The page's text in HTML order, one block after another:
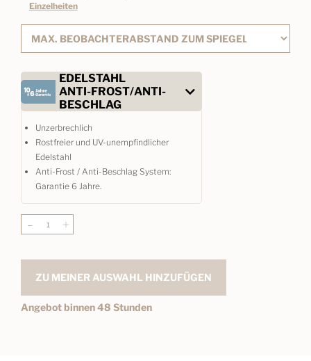
Einzelheiten
EDELSTAHL
ANTI-FROST/ANTI-
BESCHLAG
Unzerbrechlich
Rostfreier und UV-unempfindlicher
Edelstahl
Anti-Frost / Anti-Beschlag System:
Garantie 6 Jahre.
- +
ZU MEINER AUSWAHL HINZUFÜGEN
Angebot binnen 48 Stunden